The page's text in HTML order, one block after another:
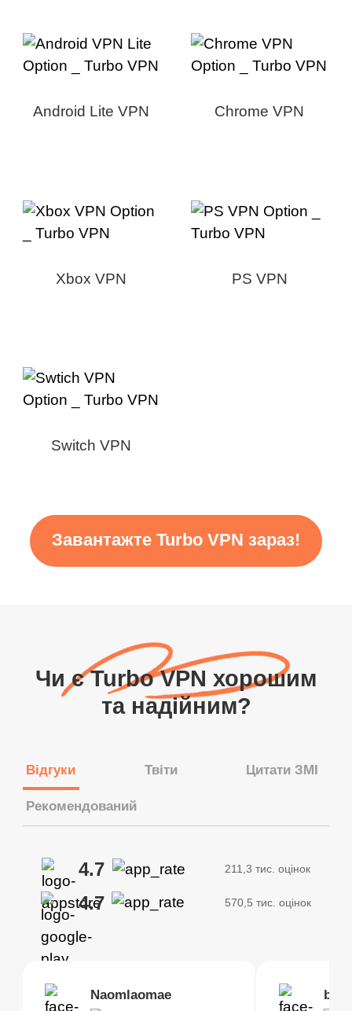
Android Lite VPN Chrome VPN
Xbox VPN PS VPN
Switch VPN
Завантажте Turbo VPN зараз!
Чи є Turbo VPN хорошим
та надійним?
Відгуки Твіти Цитати ЗМІ
Рекомендований
4.7 211,3 тис. оцінок
4.7 570,5 тис. оцінок
Naomlaomae
Kirtisha Samant
Brias Foutrrrrrr